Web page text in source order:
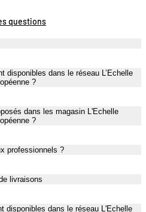
questions
disponibles dans le réseau L’Echelle
?
dans les magasin L'Echelle
?
professionnels ?
livraisons
disponibles dans le réseau L'Echelle